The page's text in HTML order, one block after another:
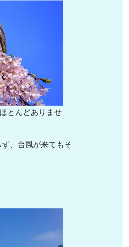
とんどありませ
、台風が来てもそ